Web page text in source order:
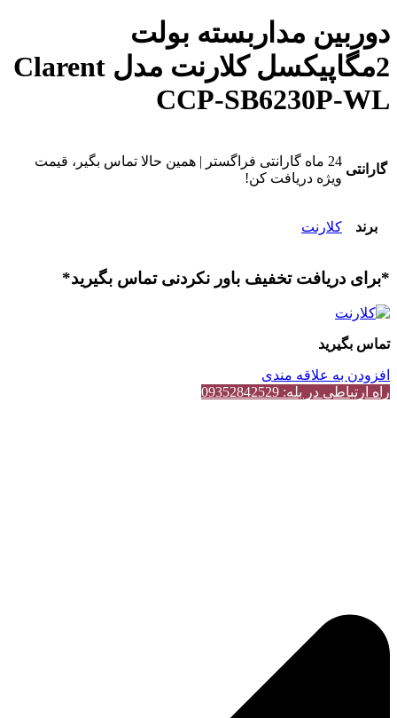
دوربین مداربسته بولت
2مگاپیکسل کلارنت مدل Clarent
CCP-SB6230P-WL
گارانتی
24 ماه گارانتی فراگستر | همین حالا تماس بگیر، قیمت
ویژه دریافت کن!
برند کلارنت
*برای دریافت تخفیف باور نکردنی تماس بگیرید*
تماس بگیرید
افزودن به علاقه مندی
راه ارتباطی در بله: 09352842529